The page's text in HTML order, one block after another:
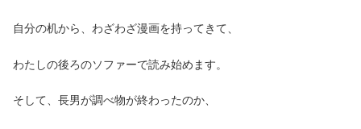
自分の机から、わざわざ漫画を持ってきて、
わたしの後ろのソファーで読み始めます。
そして、長男が調べ物が終わったのか、